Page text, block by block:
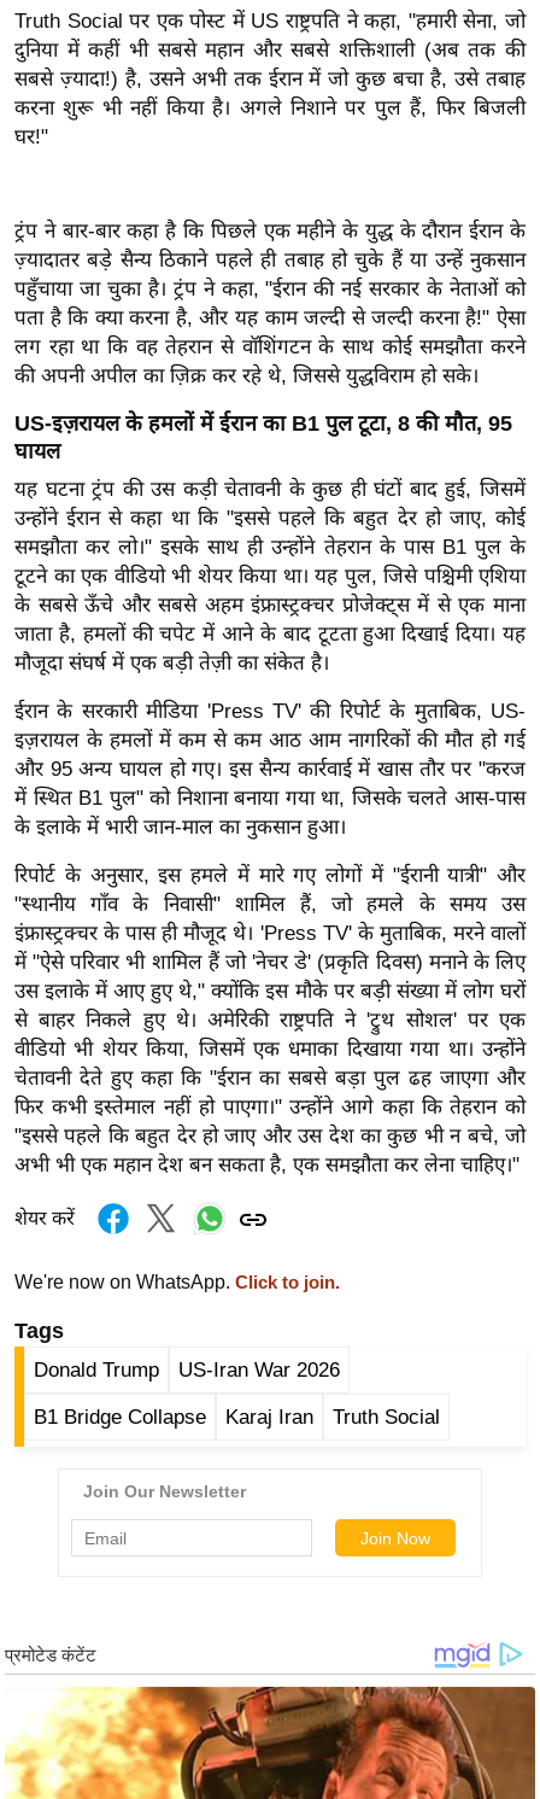
बे
मि
सा
ल
य
त
यं
ग
इं
डि
या
सा
हि
त्य
ज
ग
त
ऑ
टो
व
र्ल्ड
न्यू
ज
ब्री
फ
म
नो
ज
न
ज
ग
त
बॉ
वु
हॉ
ली
वु
फि
e
k
i
n
Truth Social पर एक पोस्ट में US राष्ट्रपति ने कहा, "हमारी सेना, जो
दुनिया में कहीं भी सबसे महान और सबसे शक्तिशाली (अब तक की
सबसे ज़्यादा!) है, उसने अभी तक ईरान में जो कुछ बचा है, उसे तबाह
करना शुरू भी नहीं किया है। अगले निशाने पर पुल हैं, फिर बिजली
घर!"
ट्रंप ने बार-बार कहा है कि पिछले एक महीने के युद्ध के दौरान ईरान के
ज़्यादातर बड़े सैन्य ठिकाने पहले ही तबाह हो चुके हैं या उन्हें नुकसान
पहुँचाया जा चुका है। ट्रंप ने कहा, "ईरान की नई सरकार के नेताओं को
पता है कि क्या करना है, और यह काम जल्दी से जल्दी करना है!" ऐसा
लग रहा था कि वह तेहरान से वॉशिंगटन के साथ कोई समझौता करने
की अपनी अपील का ज़िक्र कर रहे थे, जिससे युद्धविराम हो सके।
US-इज़रायल के हमलों में ईरान का B1 पुल टूटा, 8 की मौत, 95
घायल
यह घटना ट्रंप की उस कड़ी चेतावनी के कुछ ही घंटों बाद हुई, जिसमें
उन्होंने ईरान से कहा था कि "इससे पहले कि बहुत देर हो जाए, कोई
समझौता कर लो।" इसके साथ ही उन्होंने तेहरान के पास B1 पुल के
टूटने का एक वीडियो भी शेयर किया था। यह पुल, जिसे पश्चिमी एशिया
के सबसे ऊँचे और सबसे अहम इंफ्रास्ट्रक्चर प्रोजेक्ट्स में से एक माना
जाता है, हमलों की चपेट में आने के बाद टूटता हुआ दिखाई दिया। यह
मौजूदा संघर्ष में एक बड़ी तेज़ी का संकेत है।
ईरान के सरकारी मीडिया 'Press TV' की रिपोर्ट के मुताबिक, US-
इज़रायल के हमलों में कम से कम आठ आम नागरिकों की मौत हो गई
और 95 अन्य घायल हो गए। इस सैन्य कार्रवाई में खास तौर पर "करज
में स्थित B1 पुल" को निशाना बनाया गया था, जिसके चलते आस-पास
के इलाके में भारी जान-माल का नुकसान हुआ।
रिपोर्ट के अनुसार, इस हमले में मारे गए लोगों में "ईरानी यात्री" और
"स्थानीय गाँव के निवासी" शामिल हैं, जो हमले के समय उस
इंफ्रास्ट्रक्चर के पास ही मौजूद थे। 'Press TV' के मुताबिक, मरने वालों
में "ऐसे परिवार भी शामिल हैं जो 'नेचर डे' (प्रकृति दिवस) मनाने के लिए
उस इलाके में आए हुए थे," क्योंकि इस मौके पर बड़ी संख्या में लोग घरों
से बाहर निकले हुए थे। अमेरिकी राष्ट्रपति ने 'ट्रुथ सोशल' पर एक
वीडियो भी शेयर किया, जिसमें एक धमाका दिखाया गया था। उन्होंने
चेतावनी देते हुए कहा कि "ईरान का सबसे बड़ा पुल ढह जाएगा और
फिर कभी इस्तेमाल नहीं हो पाएगा।" उन्होंने आगे कहा कि तेहरान को
"इससे पहले कि बहुत देर हो जाए और उस देश का कुछ भी न बचे, जो
अभी भी एक महान देश बन सकता है, एक समझौता कर लेना चाहिए।"
शेयर करें
We're now on WhatsApp. Click to join.
Tags
Donald Trump US-Iran War 2026
B1 Bridge Collapse Karaj Iran Truth Social